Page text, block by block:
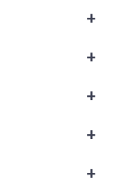
+
+
+
+
+